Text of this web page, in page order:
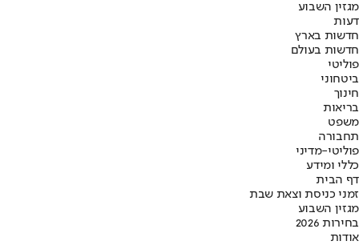
מגזין השבוע
דעות
חדשות בארץ
חדשות בעולם
פוליטי
ביטחוני
חינוך
בריאות
משפט
תחבורה
פוליטי-מדיני
כללי ומידע
דף הבית
זמני כניסת וצאת שבת
מגזין השבוע
בחירות 2026
אודות